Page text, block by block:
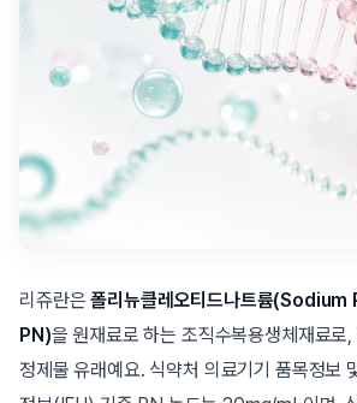
리쥬란은폴리뉴클레오티드나트륨
PN)을 원재료로 하는 조직수복용생체재료
정제물 유래예요. 식약처 의료기기 품목정보